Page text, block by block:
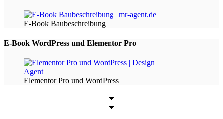
E-Book Baubeschreibung
E-Book WordPress und Elementor Pro
Elementor Pro und WordPress